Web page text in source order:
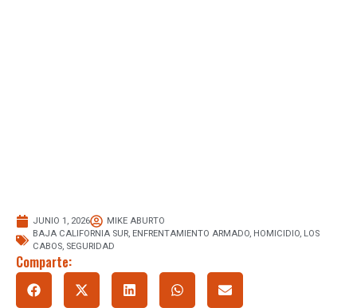
JUNIO 1, 2026
MIKE ABURTO
BAJA CALIFORNIA SUR, ENFRENTAMIENTO ARMADO, HOMICIDIO, LOS
CABOS, SEGURIDAD
Comparte: